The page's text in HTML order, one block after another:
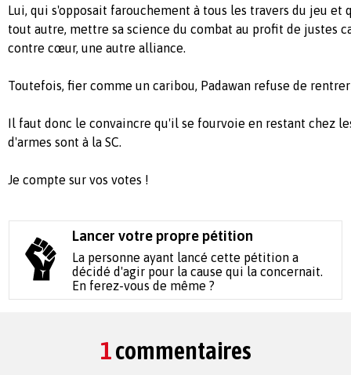
Lui, qui s'opposait farouchement à tous les travers du jeu et
tout autre, mettre sa science du combat au profit de justes
contre cœur, une autre alliance.
Toutefois, fier comme un caribou, Padawan refuse de
Il faut donc le convaincre qu'il se fourvoie en restant chez
d'armes sont à la SC.
Je compte sur vos votes !
Lancer votre propre pétition
La personne ayant lancé cette pétition a
décidé d'agir pour la cause qui la concernait.
En ferez-vous de même ?
1commentaires